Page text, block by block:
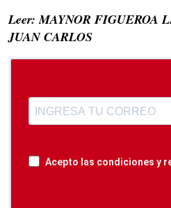
Leer: MAYNOR FIGUEROA
JUAN CARLOS
Acepto las condiciones y